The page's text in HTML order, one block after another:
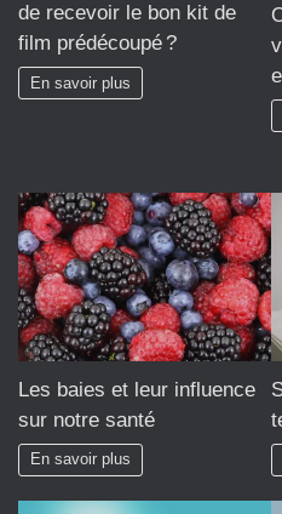
de recevoir le bon kit de
film prédécoupé ?
En savoir plus
Les baies et leur influence
sur notre santé
En savoir plus